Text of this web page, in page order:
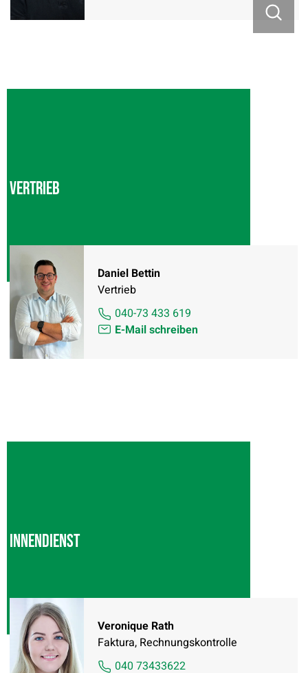
Vertrieb
Daniel Bettin
Vertrieb
040-73 433 619
E-Mail schreiben
Innendienst
Veronique Rath
Faktura, Rechnungskontrolle
040 73433622